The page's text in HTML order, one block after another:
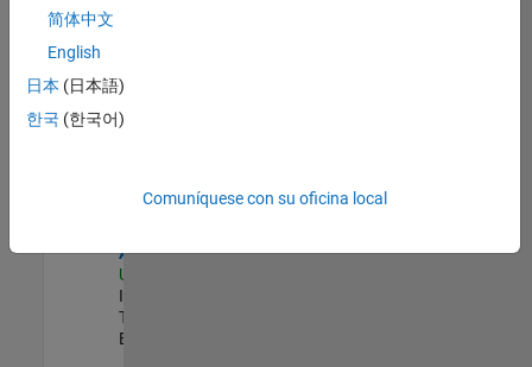
Principal Identity Security Engineer - AD & MS Entra ID
Engineer - AD
US-MA-Natick
Experimentado
Analyst
US-MA-Natick
Information
Technology |
Experimentado
简体中文
English
日本 (日本語)
한국 (한국어)
Comuníquese con su oficina local